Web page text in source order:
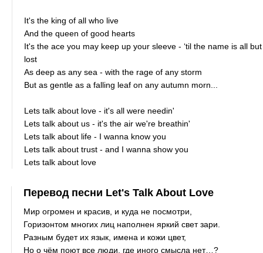
It's the king of all who live
And the queen of good hearts
It's the ace you may keep up your sleeve - ‘til the name is all but
lost
As deep as any sea - with the rage of any storm
But as gentle as a falling leaf on any autumn morn...
Lets talk about love - it's all were needin'
Lets talk about us - it's the air we're breathin'
Lets talk about life - I wanna know you
Lets talk about trust - and I wanna show you
Lets talk about love
Перевод песни Let's Talk About Love
Мир огромен и красив, и куда не посмотри,
Горизонтом многих лиц наполнен яркий свет зари.
Разным будет их язык, имена и кожи цвет,
Но о чём поют все люди, где иного смысла нет…?